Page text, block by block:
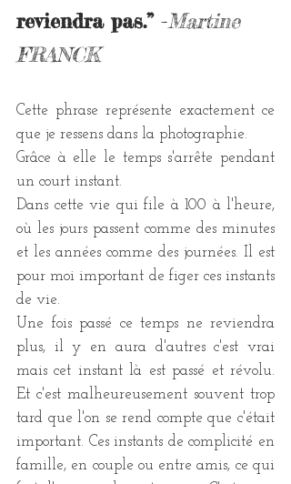
reviendra pas.” -Martine
FRANCK
Cette phrase représente exactement ce
que je ressens dans la photographie.
Grâce à elle le temps s'arrête pendant
un court instant.
Dans cette vie qui file à 100 à l'heure,
où les jours passent comme des minutes
et les années comme des journées. Il est
pour moi important de figer ces instants
de vie.
Une fois passé ce temps ne reviendra
plus, il y en aura d'autres c'est vrai
mais cet instant là est passé et révolu.
Et c'est malheureusement souvent trop
tard que l'on se rend compte que c'était
important. Ces instants de complicité en
famille, en couple ou entre amis, ce qui